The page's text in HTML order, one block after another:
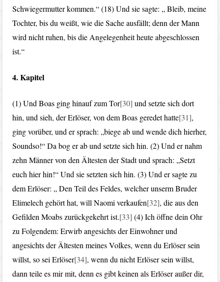
Schwiegermutter kommen.“ (18) Und sie sagte: „ Bleib, meine
Tochter, bis du weißt, wie die Sache ausfällt; denn der Mann
wird nicht ruhen, bis die Angelegenheit heute abgeschlossen
ist.“
4. Kapitel
(1) Und Boas ging hinauf zum Tor[30] und setzte sich dort
hin, und sieh, der Erlöser, von dem Boas geredet hatte[31],
ging vorüber, und er sprach: „biege ab und wende dich hierher,
Soundso!“ Da bog er ab und setzte sich hin. (2) Und er nahm
zehn Männer von den Ältesten der Stadt und sprach: „Setzt
euch hier hin!“ Und sie setzten sich hin. (3) Und er sagte zu
dem Erlöser: „ Den Teil des Feldes, welcher unserm Bruder
Elimelech gehört hat, will Naomi verkaufen[32], die aus den
Gefilden Moabs zurückgekehrt ist.[33] (4) Ich öffne dein Ohr
zu Folgendem: Erwirb angesichts der Einwohner und
angesichts der Ältesten meines Volkes, wenn du Erlöser sein
willst, so sei Erlöser[34], wenn du nicht Erlöser sein willst,
dann teile es mir mit, denn es gibt keinen als Erlöser außer dir,